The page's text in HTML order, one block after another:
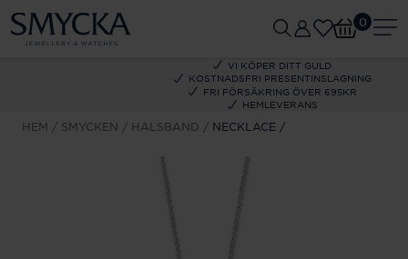
VI KÖPER DITT GULD
KOSTNADSFRI PRESENTINSLAGNING
FRI FÖRSÄKRING ÖVER 695KR
HEMLEVERANS
0
HEM SMYCKEN HALSBAND NECKLACE